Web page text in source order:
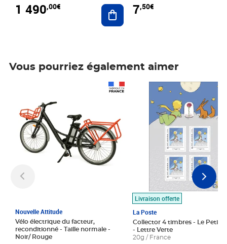
1 490,00€ Ajouter au panier
7,50€
Vous pourriez également aimer
Nouvelle Attitude
Vélo électrique du facteur,
reconditionné - Taille normale -
Noir/ Rouge
Livraison offerte
La Poste
Collector 4 timbres - Le Petit
- Lettre Verte
20g / France
Prix 7,50€